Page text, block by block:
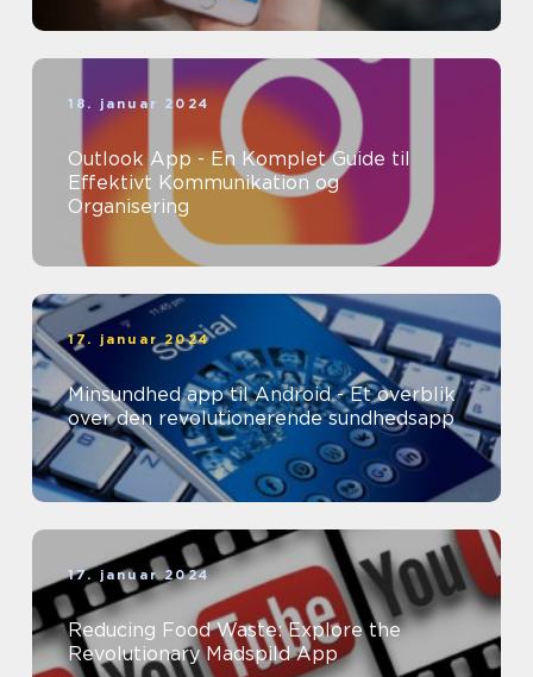
18. januar 2024
Outlook App - En Komplet Guide til
Effektivt Kommunikation og
Organisering
17. januar 2024
Minsundhed app til Android - Et overblik
over den revolutionerende sundhedsapp
17. januar 2024
Reducing Food Waste: Explore the
Revolutionary Madspild App